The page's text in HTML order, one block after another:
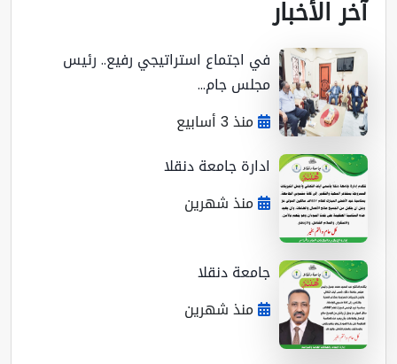
الأخبار
في اجتماع استراتيجي رفيع.. رئيس
مجلس جام...
منذ 3 أسابيع
ادارة جامعة دنقلا
منذ شهرين
جامعة دنقلا
منذ شهرين